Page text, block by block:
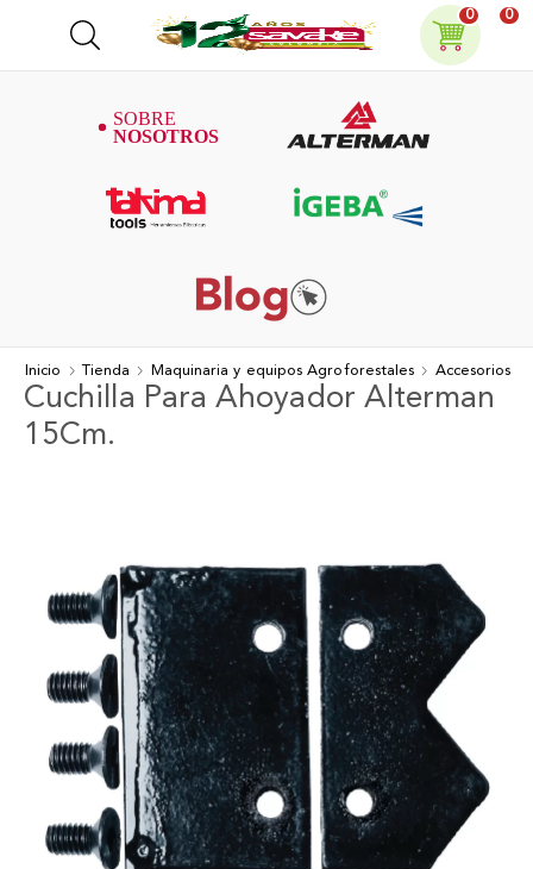
0 0
Inicio Tienda Maquinaria y equipos Agroforestales Accesorios
Cuchilla Para Ahoyador Alterman
15Cm.